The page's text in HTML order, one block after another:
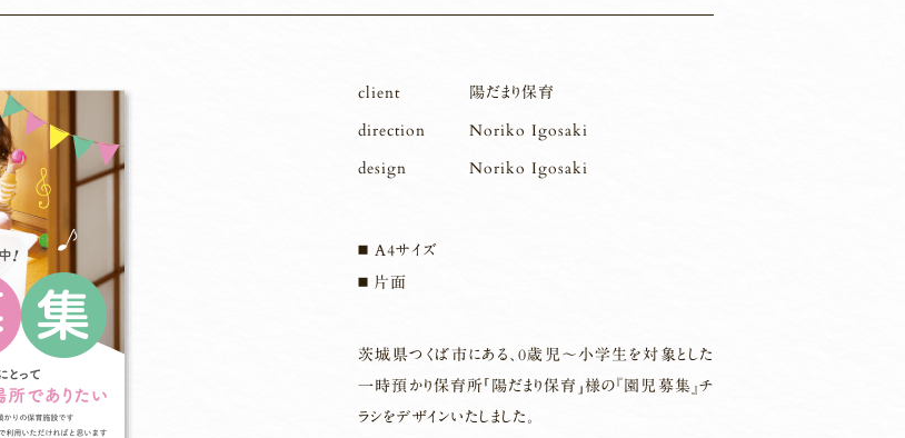
client
陽だまり保育
direction
Noriko Igosaki
design
Noriko Igosaki
A4サイズ
片面
茨城県つくば市にある、0歳児〜小学生を対象とした
一時預かり保育所「陽だまり保育」様の『園児募集』チ
ラシをデザインいたしました。